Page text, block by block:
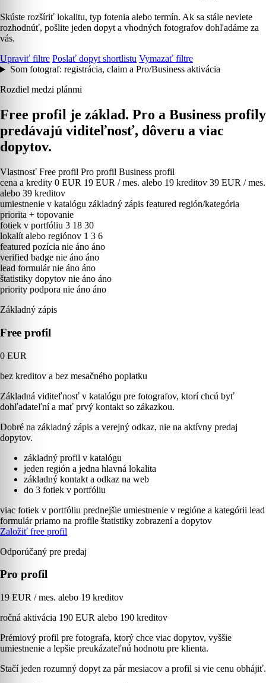
Skúste rozšíriť lokalitu, typ fotenia alebo termín. Ak sa stále neviete
rozhodnúť, pošlite jeden dopyt a vhodných fotografov dohľadáme za
vás.
Upraviť filtre Poslať dopyt shortlistu Vymazať filtre
Som fotograf: registrácia, claim a Pro/Business aktivácia
Rozdiel medzi plánmi
Free profil je základ. Pro a Business profily
predávajú viditeľnosť, dôveru a viac
dopytov.
Vlastnosť Free profil Pro profil Business profil
cena a kredity 0 EUR 19 EUR / mes. alebo 19 kreditov 39 EUR / mes.
alebo 39 kreditov
umiestnenie v katalógu základný zápis featured región/kategória
priorita + topovanie
fotiek v portfóliu 3 18 30
lokalít alebo regiónov 1 3 6
featured pozícia nie áno áno
verified badge nie áno áno
lead formulár nie áno áno
štatistiky dopytov nie áno áno
priority podpora nie áno áno
Základný zápis
Free profil
0 EUR
bez kreditov a bez mesačného poplatku
Základná viditeľnosť v katalógu pre fotografov, ktorí chcú byť
dohľadateľní a mať prvý kontakt so zákazkou.
Dobré na základný zápis a verejný odkaz, nie na aktívny predaj
dopytov.
základný profil v katalógu
jeden región a jedna hlavná lokalita
základný kontakt a odkaz na web
do 3 fotiek v portfóliu
viac fotiek v portfóliu prednejšie umiestnenie v regióne a kategórii lead
formulár priamo na profile štatistiky zobrazení a dopytov
Založiť free profil
Odporúčaný pre predaj
Pro profil
19 EUR / mes. alebo 19 kreditov
ročná aktivácia 190 EUR alebo 190 kreditov
Prémiový profil pre fotografa, ktorý chce viac dopytov, vyššie
umiestnenie a lepšie preukázateľnú hodnotu pre klienta.
Stačí jeden rozumný dopyt za pár mesiacov a profil si vie cenu obhájiť.